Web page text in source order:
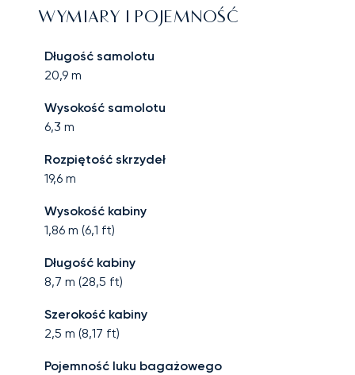
WYMIARY I POJEMNOŚĆ
Długość samolotu
20,9 m
Wysokość samolotu
6,3 m
Rozpiętość skrzydeł
19,6 m
Wysokość kabiny
1,86 m (6,1 ft)
Długość kabiny
8,7 m (28,5 ft)
Szerokość kabiny
2,5 m (8,17 ft)
Pojemność luku bagażowego